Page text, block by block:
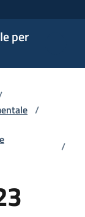
per
/
/